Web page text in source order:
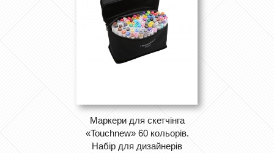
Маркери для скетчінга
«Touchnew» 60 кольорів.
Набір для дизайнерів